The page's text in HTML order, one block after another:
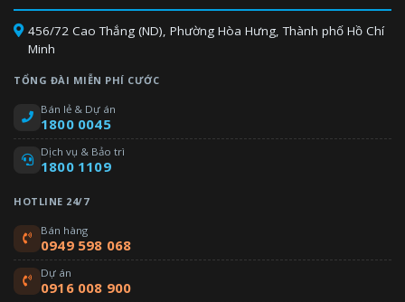
456/72 Cao Thắng (ND), Phường Hòa Hưng, Thành phố Hồ Chí
Minh
TỔNG ĐÀI MIỄN PHÍ CƯỚC
Bán lẻ & Dự án
1800 0045
Dịch vụ & Bảo trì
1800 1109
HOTLINE 24/7
Bán hàng
0949 598 068
Dự án
0916 008 900